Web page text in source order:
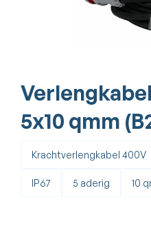
5x10 qmm
Krachtverlengkabel 400V
IP67 5 aderig 10